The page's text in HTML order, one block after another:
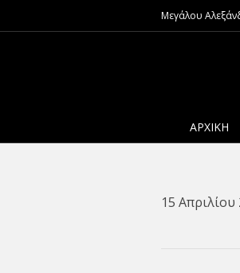
Μεγάλου
ΑΡΧΙΚΉ
15 Απριλίου